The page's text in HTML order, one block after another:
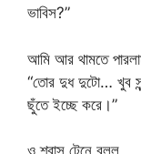
ভাবিস?”
আমি আর থামতে
“তোর দুধ দুটো… খুব
ছুঁতে ইচ্ছে করে।”
ও শ্বাস টেনে বলল,